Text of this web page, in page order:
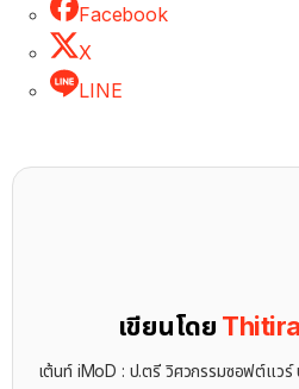
Facebook
X
LINE
เขียนโดย
เต้นท์ iMoD : ป.ตรี วิศวกรรมซอฟต์แวร์